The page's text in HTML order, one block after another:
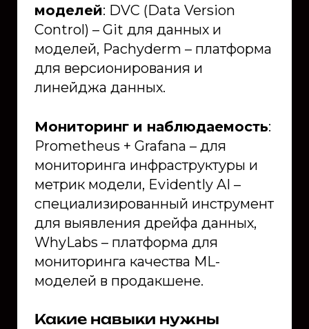
моделей: DVC (Data Version
Control) – Git для данных и
моделей, Pachyderm – платформа
для версионирования и
линейджа данных.
Мониторинг и наблюдаемость:
Prometheus + Grafana – для
мониторинга инфраструктуры и
метрик модели, Evidently AI –
специализированный инструмент
для выявления дрейфа данных,
WhyLabs – платформа для
мониторинга качества ML-
моделей в продакшене.
Какие навыки нужны